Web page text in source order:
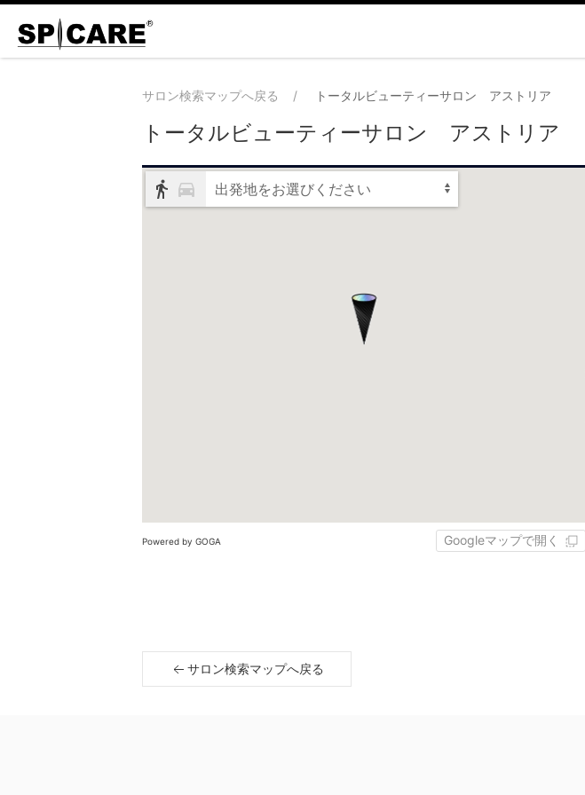
サロン検索マップへ戻る トータルビューティーサロン アストリア
トータルビューティーサロン アストリア
出発地をお選びください
Powered by GOGA Googleマップで開く
サロン検索マップへ戻る